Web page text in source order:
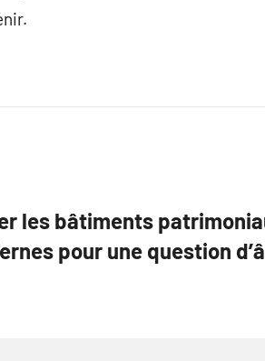
les bâtiments
pour une question